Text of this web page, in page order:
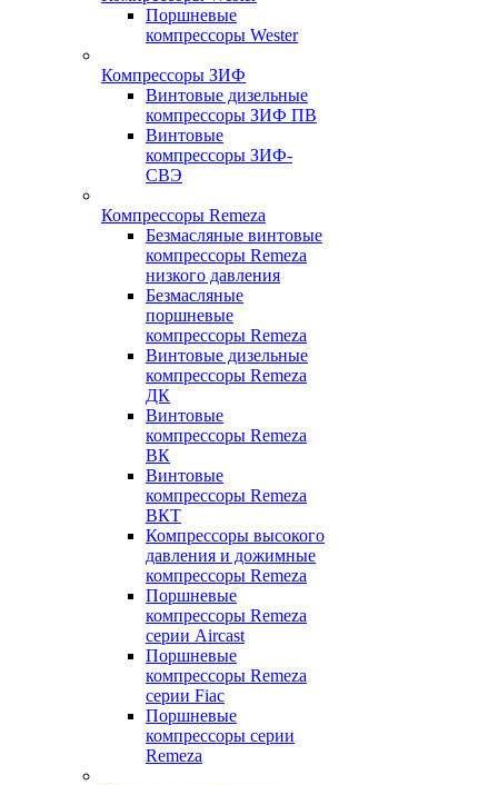
Поршневые
компрессоры Wester
Компрессоры ЗИФ
Винтовые дизельные
компрессоры ЗИФ ПВ
Винтовые
компрессоры ЗИФ-
СВЭ
Компрессоры Remeza
Безмасляные винтовые
компрессоры Remeza
низкого давления
Безмасляные
поршневые
компрессоры Remeza
Винтовые дизельные
компрессоры Remeza
ДК
Винтовые
компрессоры Remeza
ВК
Винтовые
компрессоры Remeza
ВКТ
Компрессоры высокого
давления и дожимные
компрессоры Remeza
Поршневые
компрессоры Remeza
серии Aircast
Поршневые
компрессоры Remeza
серии Fiac
Поршневые
компрессоры серии
Remeza